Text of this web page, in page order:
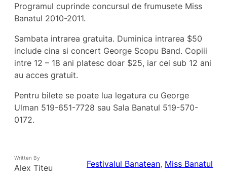
Programul cuprinde concursul de frumusete Miss
Banatul 2010-2011.
Sambata intrarea gratuita. Duminica intrarea $50
include cina si concert George Scopu Band. Copiii
intre 12 – 18 ani platesc doar $25, iar cei sub 12 ani
au acces gratuit.
Pentru bilete se poate lua legatura cu George
Ulman 519-651-7728 sau Sala Banatul 519-570-
0172.
Written By
Alex Titeu Festivalul Banatean, Miss Banatul